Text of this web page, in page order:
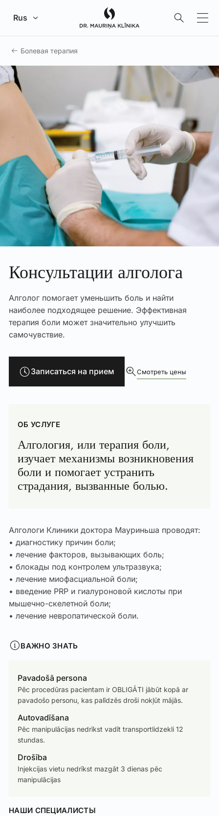
Перейти к главному содержанию
Rus
Болевая терапия
Консультации алголога
Алголог помогает уменьшить боль и найти
наиболее подходящее решение. Эффективная
терапия боли может значительно улучшить
самочувствие.
Записаться на прием Смотреть цены
ОБ УСЛУГЕ
Алгология, или терапия боли,
изучает механизмы возникновения
боли и помогает устранить
страдания, вызванные болью.
Алгологи Клиники доктора Мауриньша проводят:
• диагностику причин боли;
• лечение факторов, вызывающих боль;
• блокады под контролем ультразвука;
• лечение миофасциальной боли;
• введение PRP и гиалуроновой кислоты при
мышечно-скелетной боли;
• лечение невропатической боли.
ВАЖНО ЗНАТЬ
Pavadošā persona
Pēc procedūras pacientam ir OBLIGĀTI jābūt kopā ar
pavadošo personu, kas palīdzēs droši nokļūt mājās.
Autovadīšana
Pēc manipulācijas nedrīkst vadīt transportlidzekli 12
stundas.
Drošība
Injekcijas vietu nedrīkst mazgāt 3 dienas pēc
manipulācijas
НАШИ СПЕЦИАЛИСТЫ